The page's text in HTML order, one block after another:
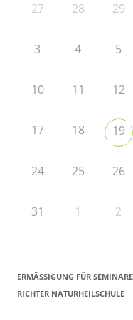
27 28 29
3 4 5
10 11 12
17 18 19
24 25 26
31 1 2
ERMÄSSIGUNG FÜR
ICHTER NATURHEILSCHULE